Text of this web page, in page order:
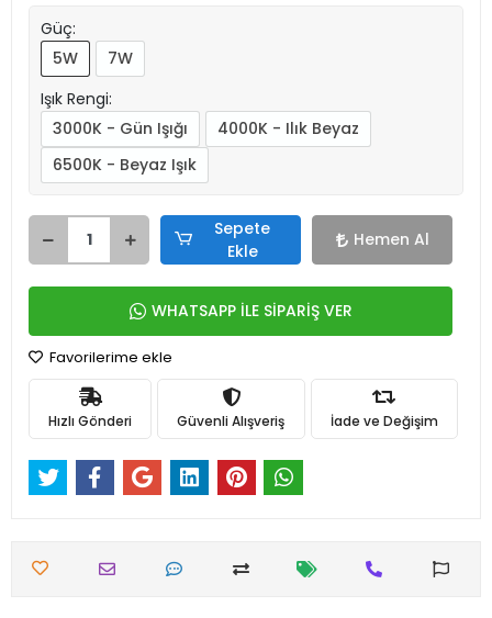
Güç:
5W
7W
Işık Rengi:
3000K - Gün Işığı
4000K - Ilık Beyaz
6500K - Beyaz Işık
Sepete
Ekle
Hemen Al
WHATSAPP İLE SİPARİŞ VER
Favorilerime ekle
Hızlı Gönderi Güvenli Alışveriş İade ve Değişim